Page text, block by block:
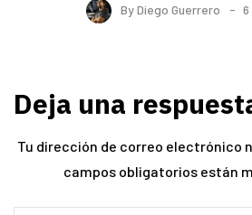
ByDiego Guerrero
Deja una
Tu dirección de correo electrónico
campos obligatorios están